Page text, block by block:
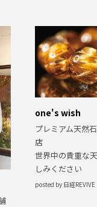
one's wish
プレミアム天然
店
世界中の貴重な
しみください
posted by 日経REVIVE